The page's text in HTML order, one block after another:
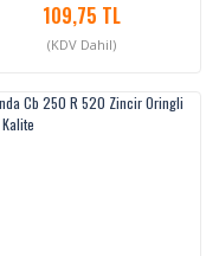
109,75 TL
(KDV Dahil)